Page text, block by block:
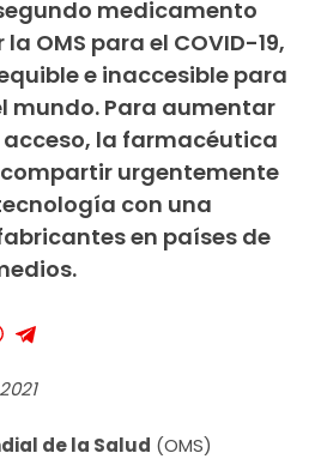
medicamento
OMS para el COVID-19,
e inaccesible para
mundo. Para aumentar
la farmacéutica
compartir urgentemente
con una
en países de
de la Salud (OMS)